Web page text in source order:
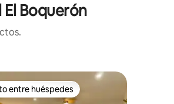
Boquerón
huéspedes preferido
entre huéspedes